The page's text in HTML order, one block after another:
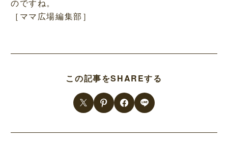
のですね。
［ママ広場編集部］
この記事をSHAREする